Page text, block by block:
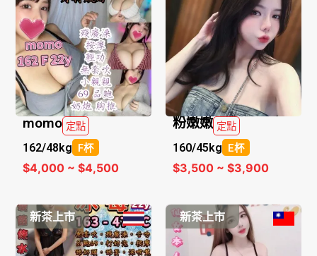
momo 定點
162/48kg F杯
$4,000 ~ $4,500
粉嫩嫩 定點
160/45kg E杯
$3,500 ~ $3,900
新茶上市 新茶上市